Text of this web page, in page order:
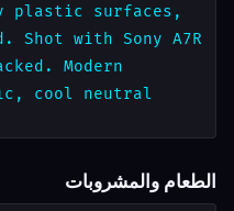
plastic surfaces,
Shot with Sony A7R
Modern
cool neutral
الطعام والمشروبات